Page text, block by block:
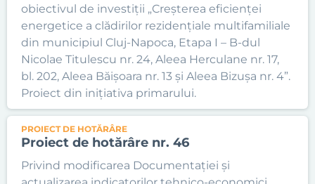
obiectivul de investiții „Creșterea eficienței
energetice a clădirilor rezidențiale multifamiliale
din municipiul Cluj-Napoca, Etapa I – B-dul
Nicolae Titulescu nr. 24, Aleea Herculane nr. 17,
bl. 202, Aleea Băișoara nr. 13 și Aleea Bizușa nr. 4”.
Proiect din inițiativa primarului.
PROIECT DE HOTĂRÂRE
Proiect de hotărâre nr. 46
Privind modificarea Documentației și